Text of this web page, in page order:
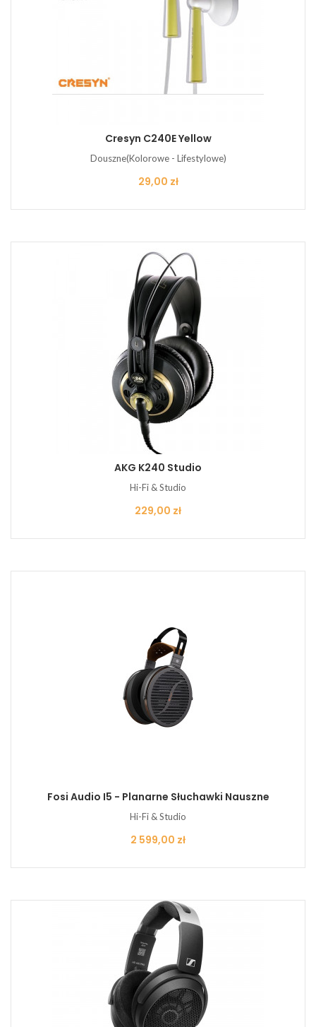
Cresyn C240E Yellow
Douszne(Kolorowe - Lifestylowe)
Cena
29,00 zł
AKG K240 Studio
Hi-Fi & Studio
Cena
229,00 zł
Fosi Audio I5 - Planarne Słuchawki Nauszne
Hi-Fi & Studio
Cena
2 599,00 zł